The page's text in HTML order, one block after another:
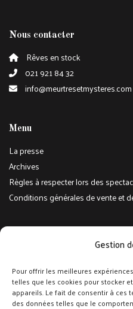
Gestion
Pour offrir les meilleures
telles que les cookies pour stocker
appareils. Le fait de consentir à
des données telles que le
Nous contacter
Rêves en stock
021 921 84 32
info@meurtresetmysteres.com
Menu
La presse
Archives
Règles à respecter lors des
Conditions générales de vente et
@meurtresetmysteres
@meurtresetmysteres